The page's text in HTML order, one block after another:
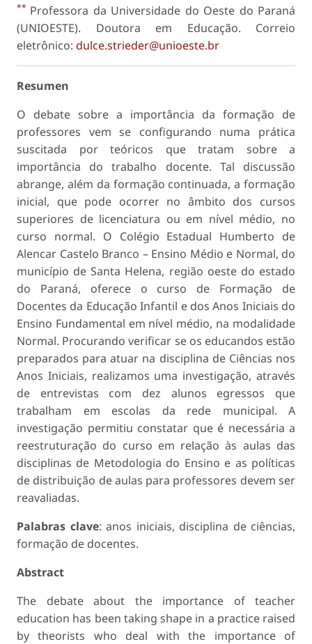
** Professora da Universidade do Oeste do Paraná
(UNIOESTE). Doutora em Educação. Correio
eletrônico: dulce.strieder@unioeste.br
Resumen
O debate sobre a importância da formação de
professores vem se configurando numa prática
suscitada por teóricos que tratam sobre a
importância do trabalho docente. Tal discussão
abrange, além da formação continuada, a formação
inicial, que pode ocorrer no âmbito dos cursos
superiores de licenciatura ou em nível médio, no
curso normal. O Colégio Estadual Humberto de
Alencar Castelo Branco – Ensino Médio e Normal, do
município de Santa Helena, região oeste do estado
do Paraná, oferece o curso de Formação de
Docentes da Educação Infantil e dos Anos Iniciais do
Ensino Fundamental em nível médio, na modalidade
Normal. Procurando verificar se os educandos estão
preparados para atuar na disciplina de Ciências nos
Anos Iniciais, realizamos uma investigação, através
de entrevistas com dez alunos egressos que
trabalham em escolas da rede municipal. A
investigação permitiu constatar que é necessária a
reestruturação do curso em relação às aulas das
disciplinas de Metodologia do Ensino e as políticas
de distribuição de aulas para professores devem ser
reavaliadas.
Palabras clave: anos iniciais, disciplina de ciências,
formação de docentes.
Abstract
The debate about the importance of teacher
education has been taking shape in a practice raised
by theorists who deal with the importance of